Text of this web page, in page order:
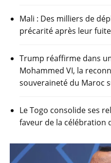
Mali : Des milliers de
précarité après leur
Trump réaffirme dans
Mohammed VI, la
souveraineté du Maroc
Le Togo consolide ses
faveur de la célébration